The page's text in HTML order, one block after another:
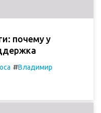
почему у
#Владимир